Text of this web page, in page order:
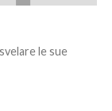
le sue